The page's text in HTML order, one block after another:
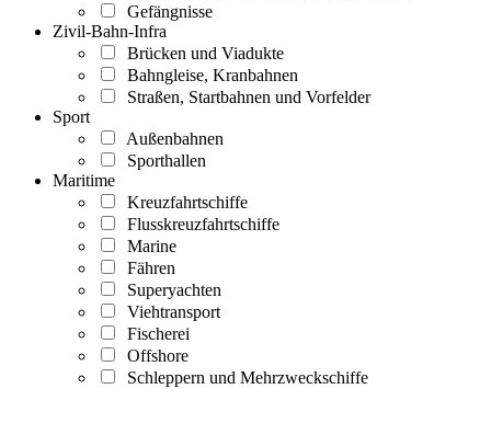
Gefängnisse
Zivil-Bahn-Infra
Brücken und Viadukte
Bahngleise, Kranbahnen
Straßen, Startbahnen und Vorfelder
Sport
Außenbahnen
Sporthallen
Maritime
Kreuzfahrtschiffe
Flusskreuzfahrtschiffe
Marine
Fähren
Superyachten
Viehtransport
Fischerei
Offshore
Schleppern und Mehrzweckschiffe